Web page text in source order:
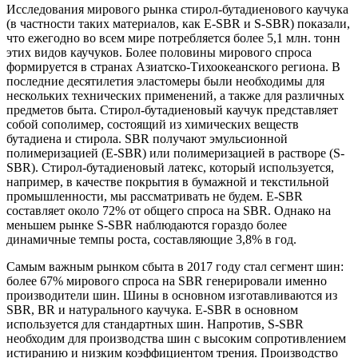
Исследования мирового рынка стирол-бутадиенового каучука
(в частности таких материалов, как E-SBR и S-SBR) показали,
что ежегодно во всем мире потребляется более 5,1 млн. тонн
этих видов каучуков. Более половины мирового спроса
формируется в странах Азиатско-Тихоокеанского региона. В
последние десятилетия эластомеры были необходимы для
нескольких технических применений, а также для различных
предметов быта. Стирол-бутадиеновый каучук представляет
собой сополимер, состоящий из химических веществ
бутадиена и стирола. SBR получают эмульсионной
полимеризацией (E-SBR) или полимеризацией в растворе (S-
SBR). Стирол-бутадиеновый латекс, который используется,
например, в качестве покрытия в бумажной и текстильной
промышленности, мы рассматривать не будем. E-SBR
составляет около 72% от общего спроса на SBR. Однако на
меньшем рынке S-SBR наблюдаются гораздо более
динамичные темпы роста, составляющие 3,8% в год.
Самым важным рынком сбыта в 2017 году стал сегмент шин:
более 67% мирового спроса на SBR генерировали именно
производители шин. Шины в основном изготавливаются из
SBR, BR и натурального каучука. E-SBR в основном
используется для стандартных шин. Напротив, S-SBR
необходим для производства шин с высоким сопротивлением
истиранию и низким коэффициентом трения. Производство